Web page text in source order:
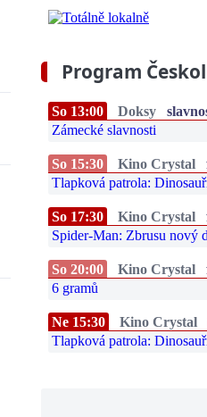
Program
So 13:00 Doksy
Zámecké slavnosti
So 15:30 Kino Crystal
Tlapková patrola:
So 17:30 Kino Crystal
Spider-Man: Zbrusu nový
So 20:00 Kino Crystal
6 gramů
Ne 15:30 Kino Crystal
Tlapková patrola: